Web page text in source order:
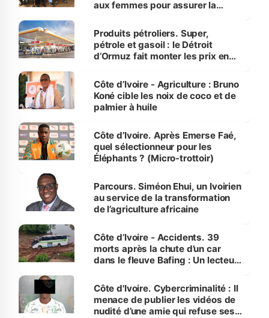
aux femmes pour assurer la
menacées
Produits pétroliers. Super,
pétrole et gasoil : le Détroit
d’Ormuz fait monter les prix en
Côte d’Ivoire - Agriculture : Bruno
Koné cible les noix de coco et de
palmier à huile
Côte d’Ivoire. Après Emerse Faé,
quel sélectionneur pour les
Éléphants ? (Micro-trottoir)
Parcours. Siméon Ehui, un Ivoirien
au service de la transformation
de l’agriculture africaine
Côte d’Ivoire - Accidents. 39
morts après la chute d’un car
dans le fleuve Bafing : Un lecteur
des Transports
Côte d'Ivoire. Cybercriminalité : Il
menace de publier les vidéos de
nudité d’une amie qui refuse ses